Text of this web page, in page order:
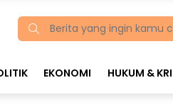
EKONOMI HUKUM &